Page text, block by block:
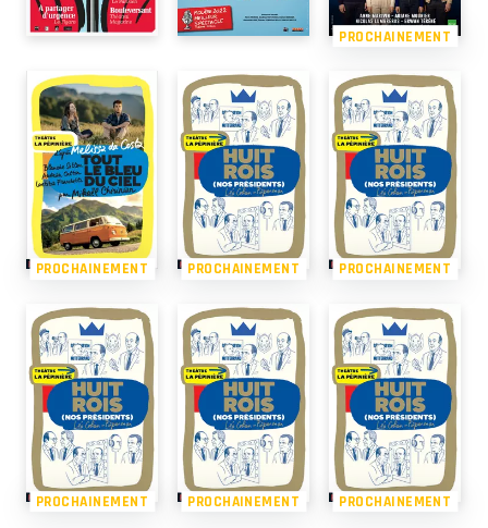
PROCHAINEMENT
PROCHAINEMENT PROCHAINEMENT PROCHAINEMENT
PROCHAINEMENT PROCHAINEMENT PROCHAINEMENT